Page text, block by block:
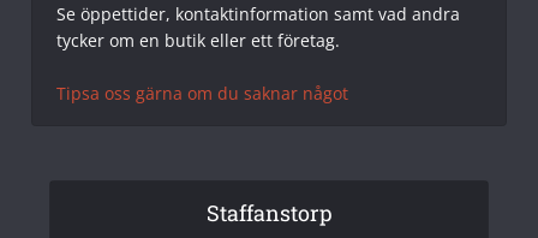
Se öppettider, kontaktinformation samt vad andra
tycker om en butik eller ett företag.
Tipsa oss gärna om du saknar något
Staffanstorp